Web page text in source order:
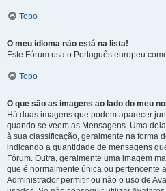
Topo
O meu idioma não está na lista!
Este Fórum usa o Português europeu
Topo
O que são as imagens ao lado do meu
Há duas imagens que podem aparecer
quando se veem as Mensagens. Uma
à sua classificação, geralmente na forma
indicando a quantidade de mensagens
Fórum. Outra, geralmente uma imagem
que é normalmente única ou pertencente
Administrador permitir ou não o uso de